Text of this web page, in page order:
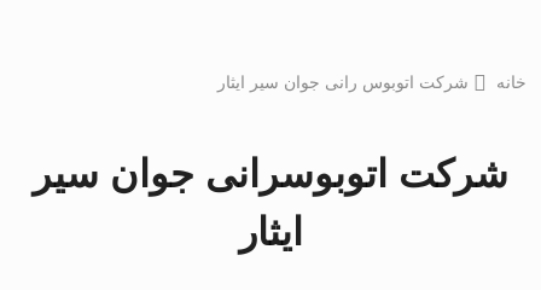
خانه شرکت اتوبوس رانی جوان سیر ایثار
شرکت اتوبوسرانی جوان سیر
ایثار